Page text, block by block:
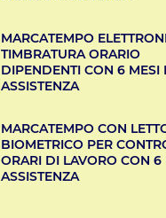
MARCATEMPO
TIMBRATURA ORARIO
DIPENDENTI CON 6 MESI
ASSISTENZA
MARCATEMPO CON
BIOMETRICO PER
ORARI DI LAVORO CON 6
ASSISTENZA